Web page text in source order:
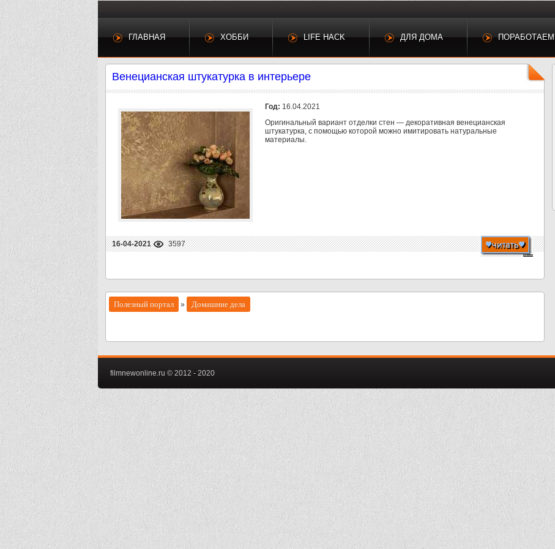
ГЛАВНАЯ ХОББИ LIFE HACK ДЛЯ ДОМА ПОРАБОТАЕМ
Венецианская штукатурка в интерьере
Год: 16.04.2021
Оригинальный вариант отделки стен — декоративная венецианская
штукатурка, с помощью которой можно имитировать натуральные
материалы.
16-04-2021 3597
Полезный портал » Домашние дела
filmnewonline.ru © 2012 - 2020